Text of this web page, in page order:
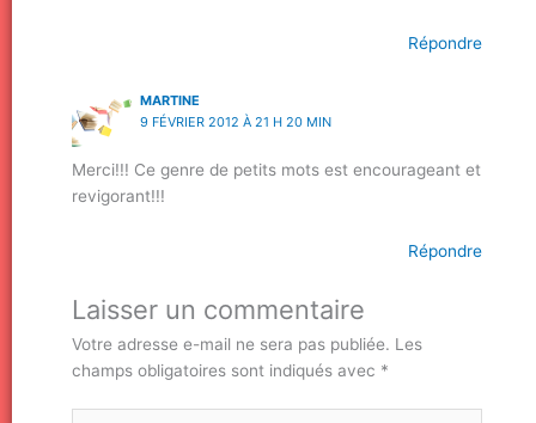
Répondre
MARTINE
9 FÉVRIER 2012 À 21 H 20 MIN
Merci!!! Ce genre de petits mots est encourageant et
revigorant!!!
Répondre
Laisser un commentaire
Votre adresse e-mail ne sera pas publiée. Les
champs obligatoires sont indiqués avec *